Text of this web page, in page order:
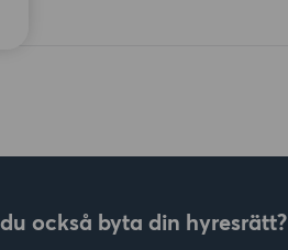
också byta din hyresrätt?